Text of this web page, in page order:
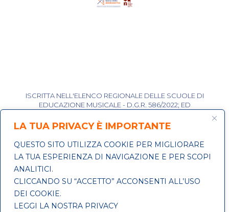
LA TUA PRIVACY È IMPORTANTE
QUESTO SITO UTILIZZA COOKIE PER MIGLIORARE
LA TUA ESPERIENZA DI NAVIGAZIONE E PER SCOPI
ANALITICI.
CLICCANDO SU “ACCETTO” ACCONSENTI ALL’USO
DEI COOKIE.
LEGGI LA NOSTRA PRIVACY
ISCRITTA NELL'ELENCO REGIONALE DELLE SCUOLE DI
EDUCAZIONE MUSICALE - D.G.R. 586/2022; ED
ACCREDITATA CON ROMA CAPITALE PER I CORSI MUSICALI
A COSTI AGEVOLATI.
0021723/09/01/2023.
ATTIVITÀ RISERVATE AI SOCI E ALLE SOCIE.
COPYRIGHT 2018 © ALL RIGHTS RESERVED. DESIGN
BY TEATRO DELLA XII